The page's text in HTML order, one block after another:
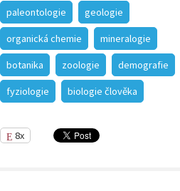
paleontologie geologie
organická chemie mineralogie
botanika zoologie demografie
fyziologie biologie člověka
8x